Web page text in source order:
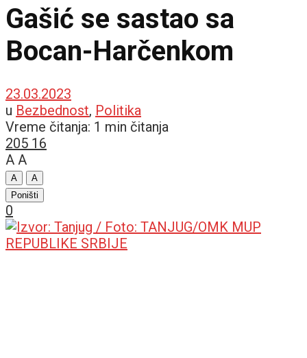
Gašić se sastao sa
Bocan-Harčenkom
23.03.2023
u Bezbednost, Politika
Vreme čitanja: 1 min čitanja
205 16
A A
A
A
Poništi
0